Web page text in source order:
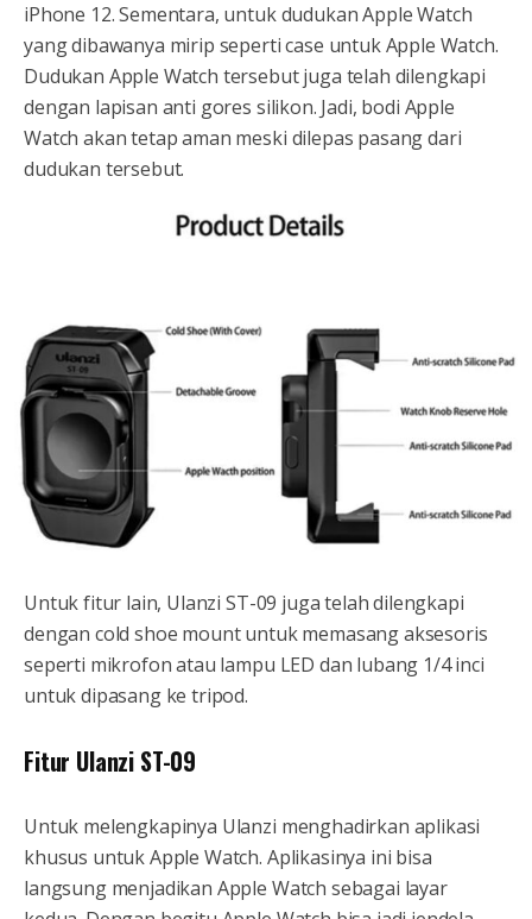
iPhone 12. Sementara, untuk dudukan Apple Watch
yang dibawanya mirip seperti case untuk Apple Watch.
Dudukan Apple Watch tersebut juga telah dilengkapi
dengan lapisan anti gores silikon. Jadi, bodi Apple
Watch akan tetap aman meski dilepas pasang dari
dudukan tersebut.
Untuk fitur lain, Ulanzi ST-09 juga telah dilengkapi
dengan cold shoe mount untuk memasang aksesoris
seperti mikrofon atau lampu LED dan lubang 1/4 inci
untuk dipasang ke tripod.
Fitur Ulanzi ST-09
Untuk melengkapinya Ulanzi menghadirkan aplikasi
khusus untuk Apple Watch. Aplikasinya ini bisa
langsung menjadikan Apple Watch sebagai layar